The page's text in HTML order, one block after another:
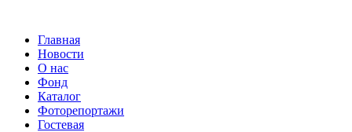
Главная
Новости
О нас
Фонд
Каталог
Фоторепортажи
Гостевая